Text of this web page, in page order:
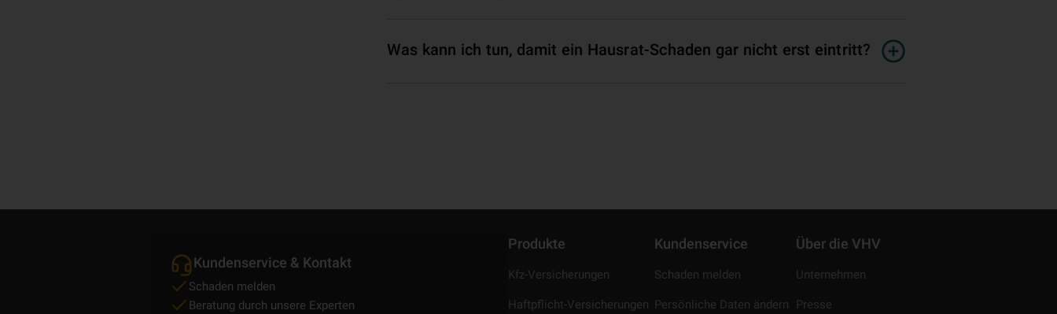
Was kann ich tun, damit ein Hausrat-Schaden gar nicht erst eintritt?
Kundenservice & Kontakt
Schaden melden
Beratung durch unsere Experten
Produkte
Kfz-Versicherungen
Haftpflicht-Versicherungen
Kundenservice
Schaden melden
Persönliche Daten ändern
Über die VHV
Unternehmen
Presse